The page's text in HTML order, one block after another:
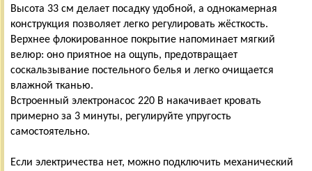
Высота 33 см делает посадку удобной, а однокамерная
конструкция позволяет легко регулировать жёсткость.
Верхнее флокированное покрытие напоминает мягкий
велюр: оно приятное на ощупь, предотвращает
соскальзывание постельного белья и легко очищается
влажной тканью.
Встроенный электронасос 220 В накачивает кровать
примерно за 3 минуты, регулируйте упругость
самостоятельно.
Если электричества нет, можно подключить механический